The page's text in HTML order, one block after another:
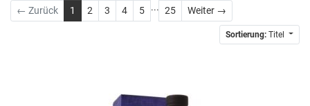
← Zurück 1 2 3 4 5 ... 25 Weiter →
Sortierung: Titel